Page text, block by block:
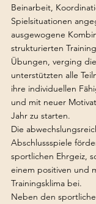
Beinarbeit,
Spielsituationen
ausgewogene
strukturierten
Übungen, verging
unterstützten alle
ihre individuellen
und mit neuer
Jahr zu starten.
Die
Abschlussspiele
sportlichen Ehrgeiz,
einem positiven und
Trainingsklima bei.
Neben den